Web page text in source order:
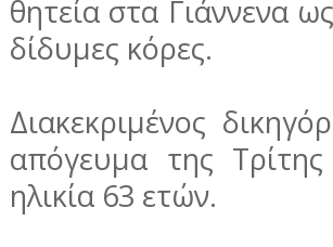
θητεία στα Γιάννενα
δίδυμες κόρες.
Διακεκριμένος
απόγευμα της
ηλικία 63 ετών.